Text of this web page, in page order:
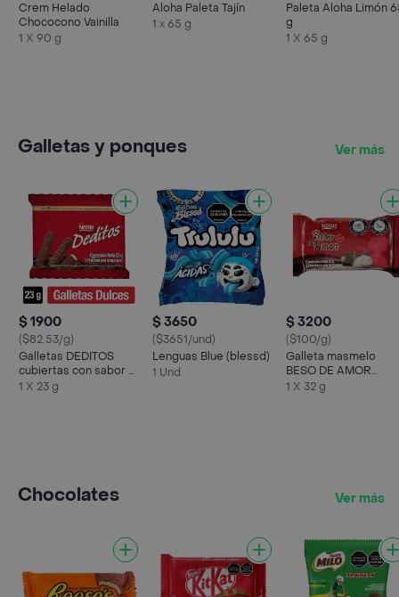
Crem Helado
Chococono Vainilla
1 X 90 g
Aloha Paleta Tajín
1 x 65 g
Paleta Aloha Limón
g
1 X 65 g
Galletas y ponques Ver más
$ 1900
($82.53/g)
Galletas DEDITOS
cubiertas con sabor a
chocolate x 23g
1 X 23 g
$ 3650
($3651/und)
Lenguas Blue (blessd)
1 Und
$ 3200
($100/g)
Galleta masmelo
BESO DE AMOR
cubierta sabor
1 X 32 g
Chocolates Ver más